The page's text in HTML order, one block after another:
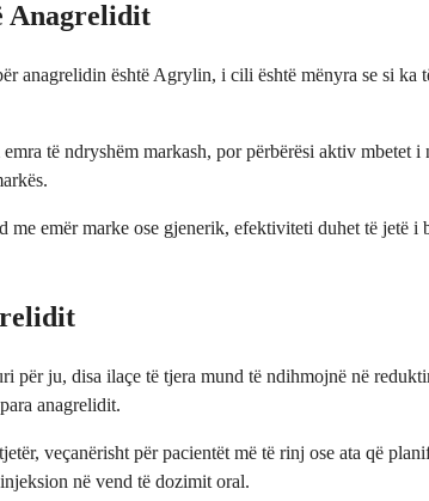
Anagrelidit
anagrelidin është Agrylin, i cili është mënyra se si
të ndryshëm markash, por përbërësi aktiv
me emër marke ose gjenerik, efektiviteti duhet të
për ju, disa ilaçe të tjera mund të ndihmojnë në
anagrelidit.
veçanërisht për pacientët më të rinj ose ata që
në vend të dozimit oral.